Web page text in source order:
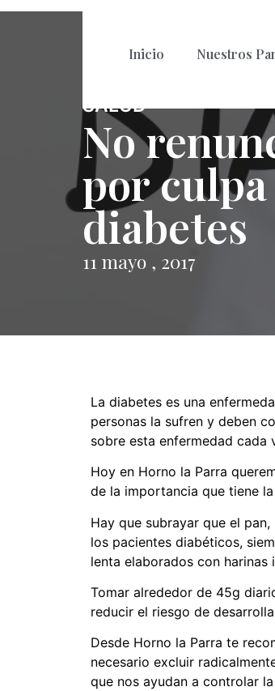
Inicio Nuestros
SALUD
No
por
diabetes
11 mayo , 2017
La diabetes es una
personas la sufren y deben
sobre esta enfermedad cada
Hoy en Horno la Parra
de la importancia que tiene
Hay que subrayar que el
los pacientes diabéticos,
lenta elaborados con harinas
Tomar alrededor de 45g
reducir el riesgo de
Desde Horno la Parra te
necesario excluir
que nos ayudan a controlar